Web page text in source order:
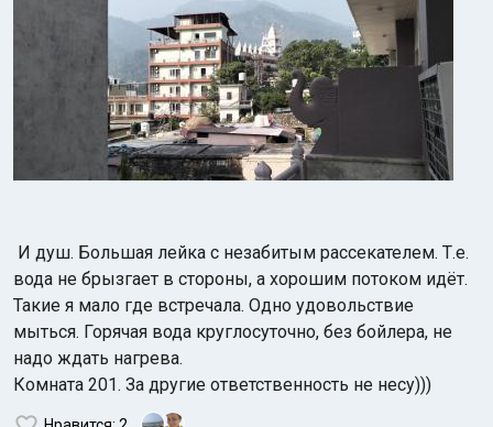
И душ. Большая лейка с незабитым рассекателем. Т.е.
вода не брызгает в стороны, а хорошим потоком идёт.
Такие я мало где встречала. Одно удовольствие
мыться. Горячая вода круглосуточно, без бойлера, не
надо ждать нагрева.
Комната 201. За другие ответственность не несу)))